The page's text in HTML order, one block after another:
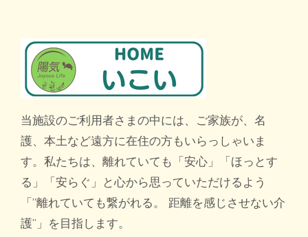
当施設のご利用者さまの中には、ご家族が、名
護、本土など遠方に在住の方もいらっしゃいま
す。私たちは、離れていても「安心」「ほっとす
る」「安らぐ」と心から思っていただけるよう
「”離れていても繋がれる。 距離を感じさせない介
護”」を目指します。